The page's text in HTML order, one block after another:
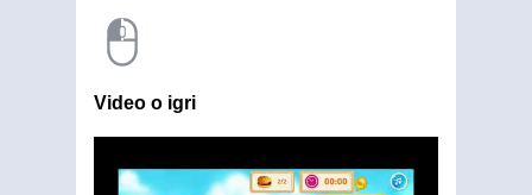
Video o igri